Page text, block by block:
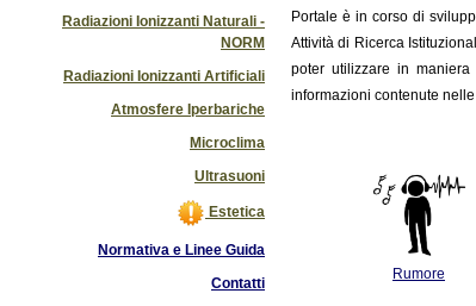
Radiazioni Ionizzanti Naturali -
NORM
Radiazioni Ionizzanti Artificiali
Atmosfere Iperbariche
Microclima
Ultrasuoni
Estetica
Normativa e Linee Guida
Contatti
Portale è in corso di
Attività di Ricerca
poter utilizzare in
informazioni contenute
Rumore